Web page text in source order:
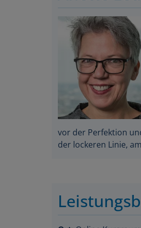
vor der Perfektion
der lockeren Linie,